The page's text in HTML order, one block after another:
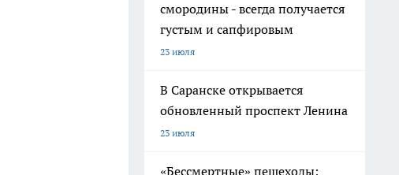
смородины - всегда получается
густым и сапфировым
23 июля
В Саранске открывается
обновленный проспект Ленина
23 июля
«Бессмертные» пешеходы: